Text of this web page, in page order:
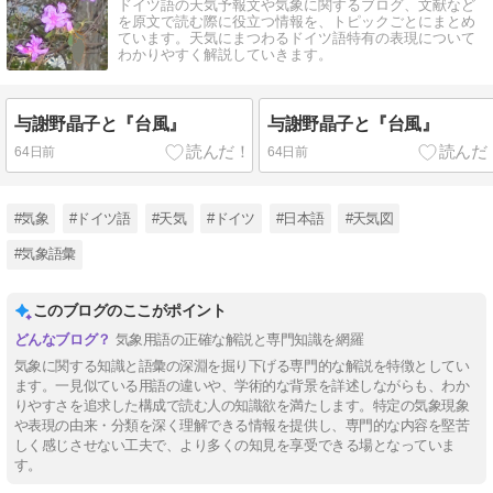
ドイツ語の天気予報文や気象に関するブログ、文献など
を原文で読む際に役立つ情報を、トピックごとにまとめ
ています。天気にまつわるドイツ語特有の表現について
わかりやすく解説していきます。
与謝野晶子と『台風』
64日前
与謝野晶子と『台風』
64日前
#気象 #ドイツ語 #天気 #ドイツ #日本語 #天気図
#気象語彙
このブログのここがポイント
気象用語の正確な解説と専門知識を網羅
気象に関する知識と語彙の深淵を掘り下げる専門的な解説を特徴としてい
ます。一見似ている用語の違いや、学術的な背景を詳述しながらも、わか
りやすさを追求した構成で読む人の知識欲を満たします。特定の気象現象
や表現の由来・分類を深く理解できる情報を提供し、専門的な内容を堅苦
しく感じさせない工夫で、より多くの知見を享受できる場となっていま
す。